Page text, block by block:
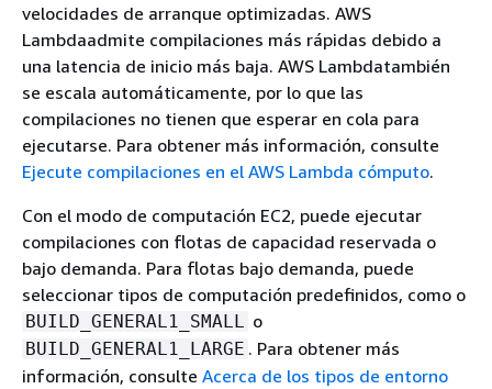
velocidades de arranque optimizadas. AWS
Lambdaadmite compilaciones más rápidas debido a
una latencia de inicio más baja. AWS Lambdatambién
se escala automáticamente, por lo que las
compilaciones no tienen que esperar en cola para
ejecutarse. Para obtener más información, consulte
Ejecute compilaciones en el AWS Lambda cómputo.
Con el modo de computación EC2, puede ejecutar
compilaciones con flotas de capacidad reservada o
bajo demanda. Para flotas bajo demanda, puede
seleccionar tipos de computación predefinidos, como o
BUILD_GENERAL1_SMALL o
BUILD_GENERAL1_LARGE . Para obtener más
información, consulte Acerca de los tipos de entorno